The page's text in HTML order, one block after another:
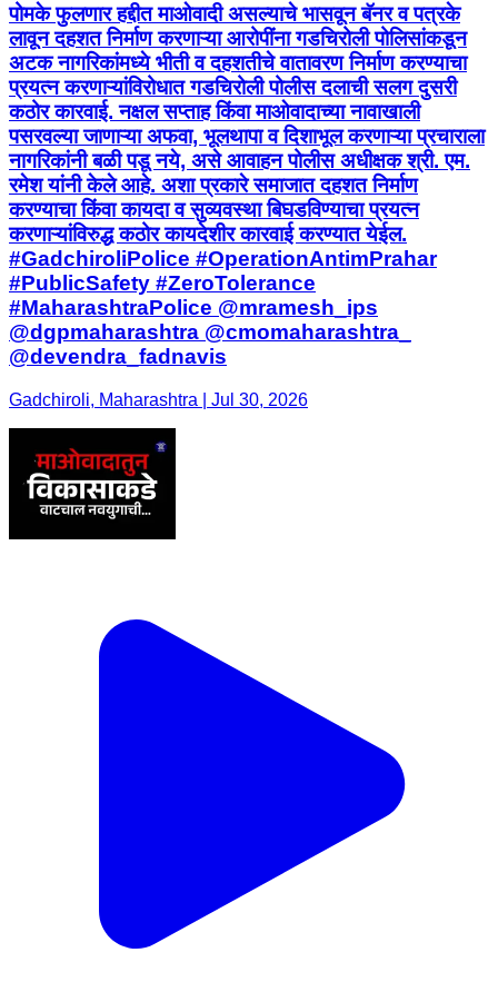
पोमके फुलणार हद्दीत माओवादी असल्याचे भासवून बॅनर व पत्रके
लावून दहशत निर्माण करणाऱ्या आरोपींना गडचिरोली पोलिसांकडून
अटक नागरिकांमध्ये भीती व दहशतीचे वातावरण निर्माण करण्याचा
प्रयत्न करणाऱ्यांविरोधात गडचिरोली पोलीस दलाची सलग दुसरी
कठोर कारवाई. नक्षल सप्ताह किंवा माओवादाच्या नावाखाली
पसरवल्या जाणाऱ्या अफवा, भूलथापा व दिशाभूल करणाऱ्या प्रचाराला
नागरिकांनी बळी पडू नये, असे आवाहन पोलीस अधीक्षक श्री. एम.
रमेश यांनी केले आहे. अशा प्रकारे समाजात दहशत निर्माण
करण्याचा किंवा कायदा व सुव्यवस्था बिघडविण्याचा प्रयत्न
करणाऱ्यांविरुद्ध कठोर कायदेशीर कारवाई करण्यात येईल.
#GadchiroliPolice #OperationAntimPrahar
#PublicSafety #ZeroTolerance
#MaharashtraPolice @mramesh_ips
@dgpmaharashtra @cmomaharashtra_
@devendra_fadnavis
Gadchiroli, Maharashtra | Jul 30, 2026